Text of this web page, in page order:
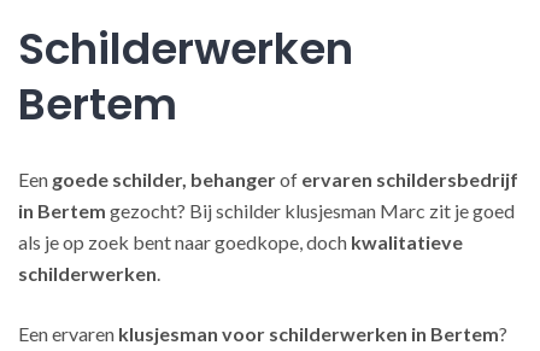
Schilderwerken
Bertem
Een goede schilder, behangerof ervaren schildersbedrijf
in Bertem gezocht? Bij schilder klusjesman Marc zit je goed
als je op zoek bent naar goedkope, doch kwalitatieve
schilderwerken.
Een ervaren klusjesman voor schilderwerken in Bertem?